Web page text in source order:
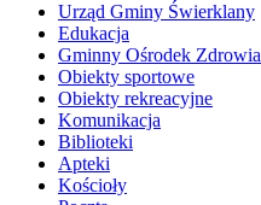
Urząd Gminy Świerklany
Edukacja
Gminny Ośrodek Zdrowia
Obiekty sportowe
Obiekty rekreacyjne
Komunikacja
Biblioteki
Apteki
Kościoły